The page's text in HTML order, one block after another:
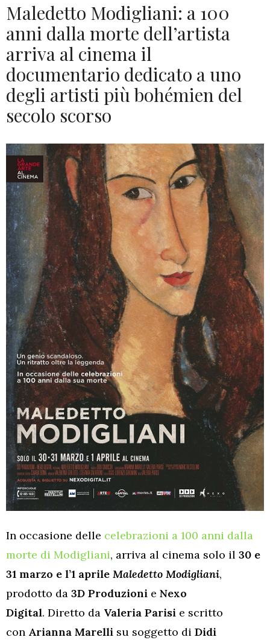
Maledetto Modigliani: a 100
anni dalla morte dell’artista
arriva al cinema il
documentario dedicato a uno
degli artisti più bohémien del
secolo scorso
In occasione delle celebrazioni a 100 anni dalla
morte di Modigliani, arriva al cinema solo il 30 e
31 marzo e l’1 aprile Maledetto Modigliani,
prodotto da 3D Produzioni e Nexo
Digital. Diretto da Valeria Parisi e scritto
con Arianna Marelli su soggetto di Didi